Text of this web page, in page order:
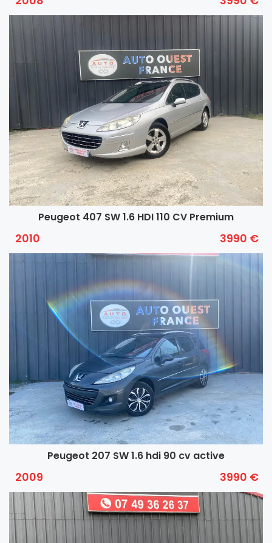
Peugeot 407 SW 1.6 HDI 110 CV Premium
2010 3990 €
Peugeot 207 SW 1.6 hdi 90 cv active
2009 3990 €